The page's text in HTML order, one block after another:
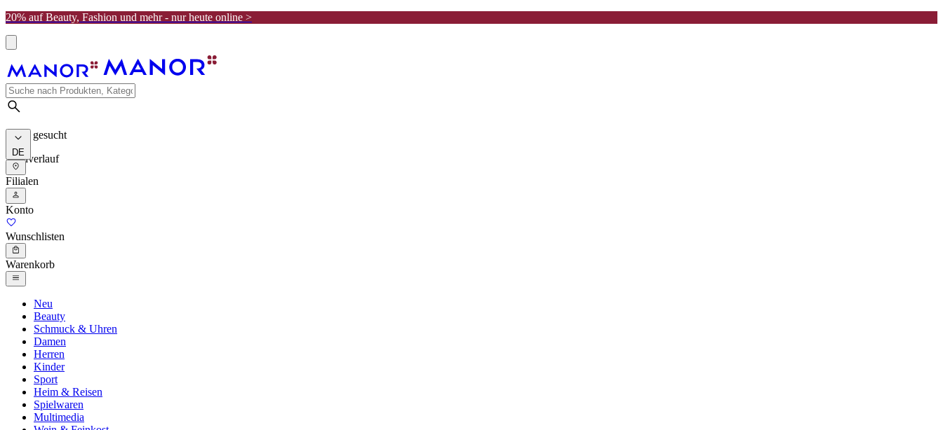
20% auf Beauty, Fashion und mehr - nur heute online >
Meist gesucht
Suchverlauf
DE
Filialen
Konto
Wunschlisten
Warenkorb
Neu
Beauty
Schmuck & Uhren
Damen
Herren
Kinder
Sport
Heim & Reisen
Spielwaren
Multimedia